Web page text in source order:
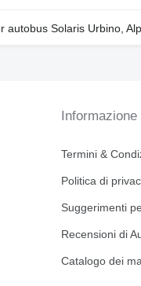
autobus Solaris Urbino,
Informazione
Termini &
Politica di
Suggerimenti
Recensioni di
Catalogo dei